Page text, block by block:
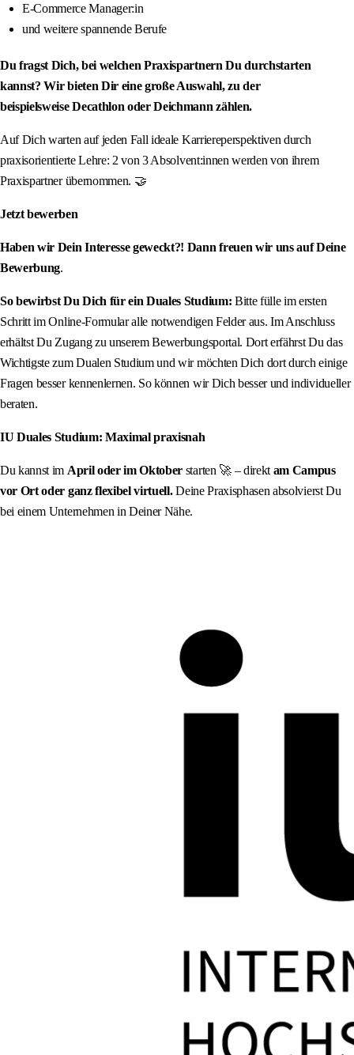
E-Commerce Manager:in
und weitere spannende Berufe
Du fragst Dich, bei welchen Praxispartnern Du durchstarten
kannst? Wir bieten Dir eine große Auswahl, zu der
beispielsweise Decathlon oder Deichmann zählen.
Auf Dich warten auf jeden Fall ideale Karriereperspektiven durch
praxisorientierte Lehre: 2 von 3 Absolvent:innen werden von ihrem
Praxispartner übernommen. 🤝
Jetzt bewerben
Haben wir Dein Interesse geweckt?! Dann freuen wir uns auf Deine
Bewerbung.
So bewirbst Du Dich für ein Duales Studium: Bitte fülle im ersten
Schritt im Online-Formular alle notwendigen Felder aus. Im Anschluss
erhältst Du Zugang zu unserem Bewerbungsportal. Dort erfährst Du das
Wichtigste zum Dualen Studium und wir möchten Dich dort durch einige
Fragen besser kennenlernen. So können wir Dich besser und individueller
beraten.
IU Duales Studium: Maximal praxisnah
Du kannst im April oder im Oktober starten 🚀 – direkt am Campus
vor Ort oder ganz flexibel virtuell.Deine Praxisphasen absolvierst Du
bei einem Unternehmen in Deiner Nähe.